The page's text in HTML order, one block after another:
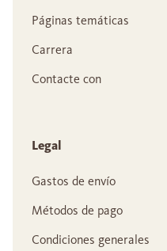
Páginas temáticas
Carrera
Contacte con
Legal
Gastos de envío
Métodos de pago
Condiciones generales